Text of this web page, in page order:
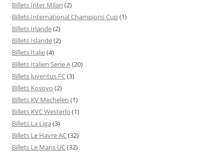
Billets Inter Milan (2)
Billets International Champions Cup(1)
Billets Irlande(2)
Billets Islande(2)
Billets Italie(4)
Billets Italien Serie A(20)
Billets Juventus FC(3)
Billets Kosovo (2)
Billets KV Mechelen (1)
Billets KVC Westerlo (1)
Billets La Liga (3)
Billets Le Havre AC(32)
Billets Le Mans UC(32)